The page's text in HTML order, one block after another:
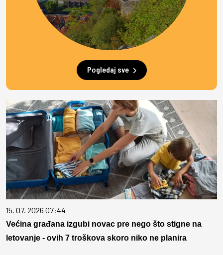
Pogledaj sve
15. 07. 2026 07:44
Većina građana izgubi novac pre nego što stigne na
letovanje - ovih 7 troškova skoro niko ne planira